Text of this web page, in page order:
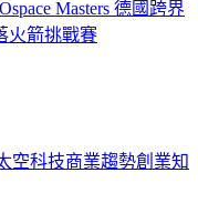
Masters 德國跨界
火箭挑戰賽
空科技商業趨勢創業知